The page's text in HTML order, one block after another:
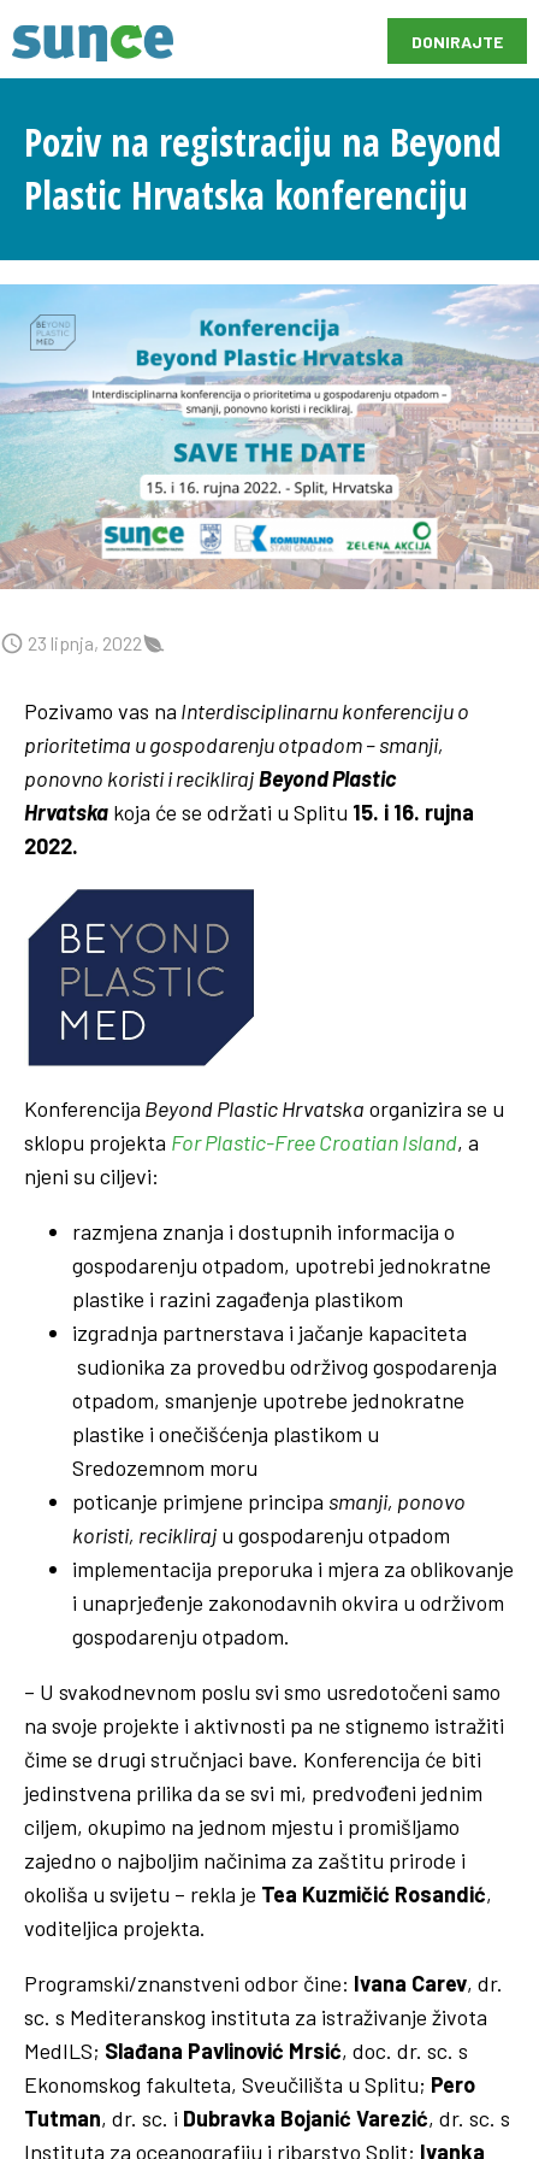
DONIRAJTE
Poziv na registraciju na Beyond
Plastic Hrvatska konferenciju
23 lipnja, 2022
Pozivamo vas na Interdisciplinarnu konferenciju o
prioritetima u gospodarenju otpadom – smanji,
ponovno koristi i reciklirajBeyond Plastic
Hrvatska koja će se održati u Splitu 15. i 16. rujna
2022.
Konferencija Beyond Plastic Hrvatska organizira se u
sklopu projekta For Plastic-Free Croatian Island, a
njeni su ciljevi:
razmjena znanja i dostupnih informacija o
gospodarenju otpadom, upotrebi jednokratne
plastike i razini zagađenja plastikom
izgradnja partnerstava i jačanje kapaciteta
sudionika za provedbu održivog gospodarenja
otpadom, smanjenje upotrebe jednokratne
plastike i onečišćenja plastikom u
Sredozemnom moru
poticanje primjene principa smanji, ponovo
koristi, recikliraj u gospodarenju otpadom
implementacija preporuka i mjera za oblikovanje
i unaprjeđenje zakonodavnih okvira u održivom
gospodarenju otpadom.
– U svakodnevnom poslu svi smo usredotočeni samo
na svoje projekte i aktivnosti pa ne stignemo istražiti
čime se drugi stručnjaci bave. Konferencija će biti
jedinstvena prilika da se svi mi, predvođeni jednim
ciljem, okupimo na jednom mjestu i promišljamo
zajedno o najboljim načinima za zaštitu prirode i
okoliša u svijetu – rekla je Tea Kuzmičić Rosandić,
voditeljica projekta.
Programski/znanstveni odbor čine: Ivana Carev, dr.
sc. s Mediteranskog instituta za istraživanje života
MedILS; Slađana Pavlinović Mrsić, doc. dr. sc. s
Ekonomskog fakulteta, Sveučilišta u Splitu; Pero
Tutman, dr. sc. i Dubravka Bojanić Varezić, dr. sc. s
Instituta za oceanografiju i ribarstvo Split; Ivanka